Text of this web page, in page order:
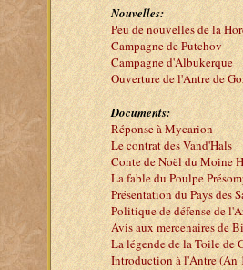
Nouvelles:
Peu de nouvelles de la
Campagne de Putchov
Campagne d'Albukerque
Ouverture de l'Antre de
Documents:
Réponse à Mycarion
Le contrat des Vand'Hals
Conte de Noël du Moine
La fable du Poulpe
Présentation du Pays des
Politique de défense de
Avis aux mercenaires de
La légende de la Toile de
Introduction à l'Antre (An